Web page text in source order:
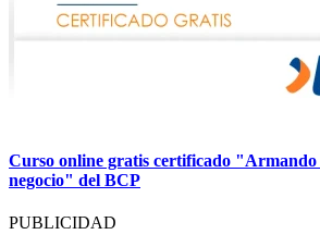
Curso online gratis certificado "Armando
negocio" del BCP
PUBLICIDAD